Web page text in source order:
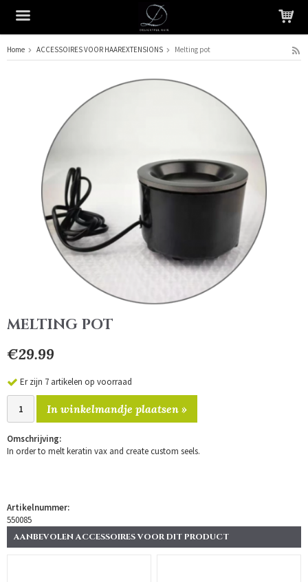
Het product is in je winkelmandje geplaatst
Home ACCESSOIRES VOOR HAAREXTENSIONS Melting pot
MELTING POT
€29.99
Er zijn 7 artikelen op voorraad
In winkelmandje plaatsen »
Omschrijving:
In order to melt keratin vax and create custom seels.
Artikelnummer:
550085
AANBEVOLEN ACCESSOIRES VOOR DIT PRODUCT